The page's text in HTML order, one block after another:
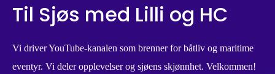
Til Sjøs med Lilli og HC
Vi driver YouTube-kanalen som brenner for båtliv og maritime
eventyr. Vi deler opplevelser og sjøens skjønnhet. Velkommen!